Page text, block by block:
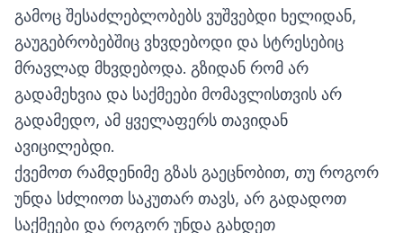
გამოც შესაძლებლობებს ვუშვებდი ხელიდან,
გაუგებრობებშიც ვხვდებოდი და სტრესებიც
მრავლად მხვდებოდა. გზიდან რომ არ
გადამეხვია და საქმეები მომავლისთვის არ
გადამედო, ამ ყველაფერს თავიდან
ავიცილებდი.
ქვემოთ რამდენიმე გზას გაეცნობით, თუ როგორ
უნდა სძლიოთ საკუთარ თავს, არ გადადოთ
საქმეები და როგორ უნდა გახდეთ